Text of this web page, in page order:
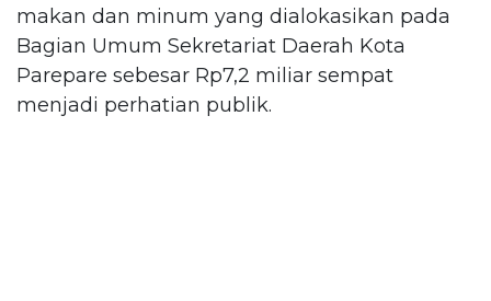
makan dan minum yang dialokasikan pada
Bagian Umum Sekretariat Daerah Kota
Parepare sebesar Rp7,2 miliar sempat
menjadi perhatian publik.